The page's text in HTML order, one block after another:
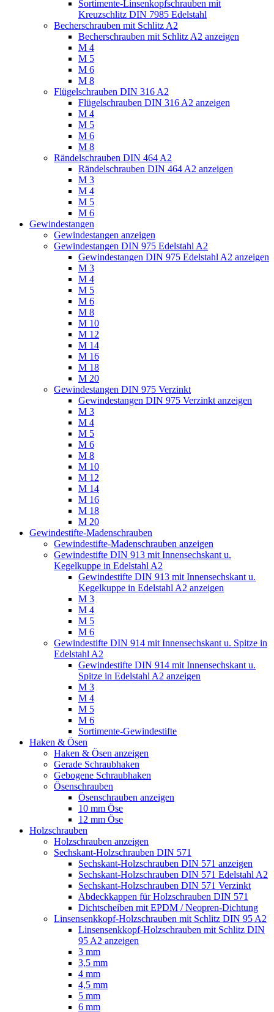
Sortimente-Linsenkopfschrauben mit
Kreuzschlitz DIN 7985 Edelstahl
Becherschrauben mit Schlitz A2
Becherschrauben mit Schlitz A2 anzeigen
M 4
M 5
M 6
M 8
Flügelschrauben DIN 316 A2
Flügelschrauben DIN 316 A2 anzeigen
M 4
M 5
M 6
M 8
Rändelschrauben DIN 464 A2
Rändelschrauben DIN 464 A2 anzeigen
M 3
M 4
M 5
M 6
Gewindestangen
Gewindestangen anzeigen
Gewindestangen DIN 975 Edelstahl A2
Gewindestangen DIN 975 Edelstahl A2 anzeigen
M 3
M 4
M 5
M 6
M 8
M 10
M 12
M 14
M 16
M 18
M 20
Gewindestangen DIN 975 Verzinkt
Gewindestangen DIN 975 Verzinkt anzeigen
M 3
M 4
M 5
M 6
M 8
M 10
M 12
M 14
M 16
M 18
M 20
Gewindestifte-Madenschrauben
Gewindestifte-Madenschrauben anzeigen
Gewindestifte DIN 913 mit Innensechskant u.
Kegelkuppe in Edelstahl A2
Gewindestifte DIN 913 mit Innensechskant u.
Kegelkuppe in Edelstahl A2 anzeigen
M 3
M 4
M 5
M 6
Gewindestifte DIN 914 mit Innensechskant u. Spitze in
Edelstahl A2
Gewindestifte DIN 914 mit Innensechskant u.
Spitze in Edelstahl A2 anzeigen
M 3
M 4
M 5
M 6
Sortimente-Gewindestifte
Haken & Ösen
Haken & Ösen anzeigen
Gerade Schraubhaken
Gebogene Schraubhaken
Ösenschrauben
Ösenschrauben anzeigen
10 mm Öse
12 mm Öse
Holzschrauben
Holzschrauben anzeigen
Sechskant-Holzschrauben DIN 571
Sechskant-Holzschrauben DIN 571 anzeigen
Sechskant-Holzschrauben DIN 571 Edelstahl A2
Sechskant-Holzschrauben DIN 571 Verzinkt
Abdeckkappen für Holzschrauben DIN 571
Dichtscheiben mit EPDM / Neopren-Dichtung
Linsensenkkopf-Holzschrauben mit Schlitz DIN 95 A2
Linsensenkkopf-Holzschrauben mit Schlitz DIN
95 A2 anzeigen
3 mm
3,5 mm
4 mm
4,5 mm
5 mm
6 mm